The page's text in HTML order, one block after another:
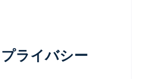
ライバシー